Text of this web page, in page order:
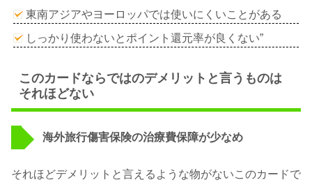
東南アジアやヨーロッパでは使いにくいことがある
しっかり使わないとポイント還元率が良くない”
このカードならではのデメリットと言うものは
それほどない
海外旅行傷害保険の治療費保障が少なめ
それほどデメリットと言えるような物がないこのカードで